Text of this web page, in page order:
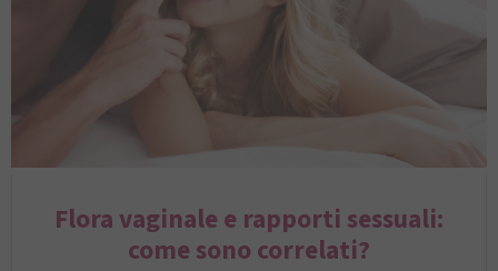
Flora vaginale e rapporti sessuali:
come sono correlati?